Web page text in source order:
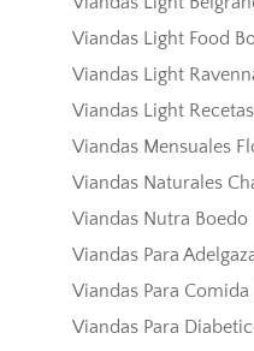
Viandas Light Food
Viandas Light
Viandas Light
Viandas Mensuales
Viandas Naturales
Viandas Nutra Boedo
Viandas Para
Viandas Para Comida
Viandas Para